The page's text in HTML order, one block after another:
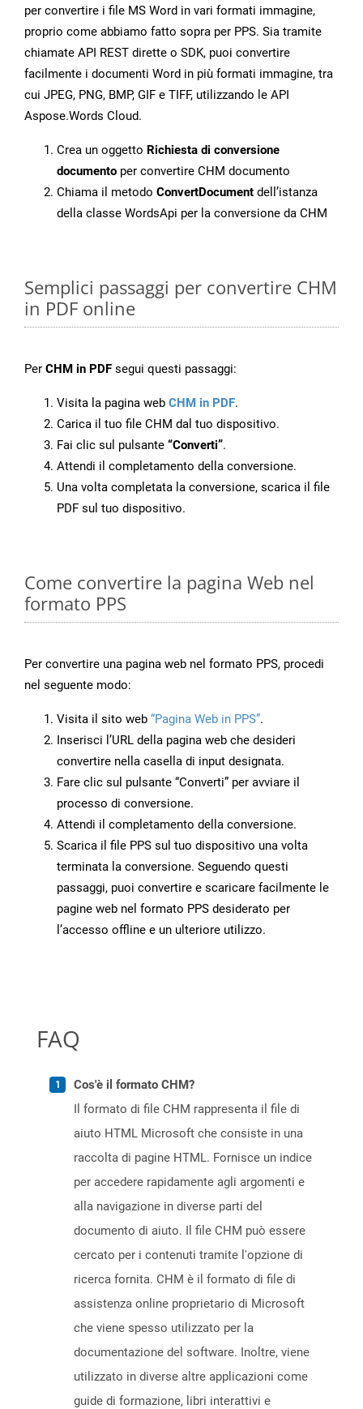
per convertire i file MS Word in vari formati immagine,
proprio come abbiamo fatto sopra per PPS. Sia tramite
chiamate API REST dirette o SDK, puoi convertire
facilmente i documenti Word in più formati immagine, tra
cui JPEG, PNG, BMP, GIF e TIFF, utilizzando le API
Aspose.Words Cloud.
Crea un oggetto Richiesta di conversione
documento per convertire CHM documento
Chiama il metodo ConvertDocument dell’istanza
della classe WordsApi per la conversione da CHM
Semplici passaggi per convertire CHM
in PDF online
Per CHM in PDF segui questi passaggi:
Visita la pagina web CHM in PDF.
Carica il tuo file CHM dal tuo dispositivo.
Fai clic sul pulsante “Converti”.
Attendi il completamento della conversione.
Una volta completata la conversione, scarica il file
PDF sul tuo dispositivo.
Come convertire la pagina Web nel
formato PPS
Per convertire una pagina web nel formato PPS, procedi
nel seguente modo:
Visita il sito web “Pagina Web in PPS”.
Inserisci l’URL della pagina web che desideri
convertire nella casella di input designata.
Fare clic sul pulsante “Converti” per avviare il
processo di conversione.
Attendi il completamento della conversione.
Scarica il file PPS sul tuo dispositivo una volta
terminata la conversione. Seguendo questi
passaggi, puoi convertire e scaricare facilmente le
pagine web nel formato PPS desiderato per
l’accesso offline e un ulteriore utilizzo.
FAQ
Cos'è il formato CHM?
Il formato di file CHM rappresenta il file di
aiuto HTML Microsoft che consiste in una
raccolta di pagine HTML. Fornisce un indice
per accedere rapidamente agli argomenti e
alla navigazione in diverse parti del
documento di aiuto. Il file CHM può essere
cercato per i contenuti tramite l'opzione di
ricerca fornita. CHM è il formato di file di
assistenza online proprietario di Microsoft
che viene spesso utilizzato per la
documentazione del software. Inoltre, viene
utilizzato in diverse altre applicazioni come
guide di formazione, libri interattivi e